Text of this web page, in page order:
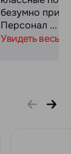
безумно
Персонал ...
Увидеть весь